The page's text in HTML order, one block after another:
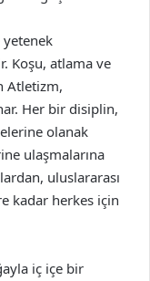
yetenek
Koşu, atlama ve
Atletizm,
Her bir disiplin,
olanak
ulaşmalarına
uluslararası
kadar herkes için
iç içe bir